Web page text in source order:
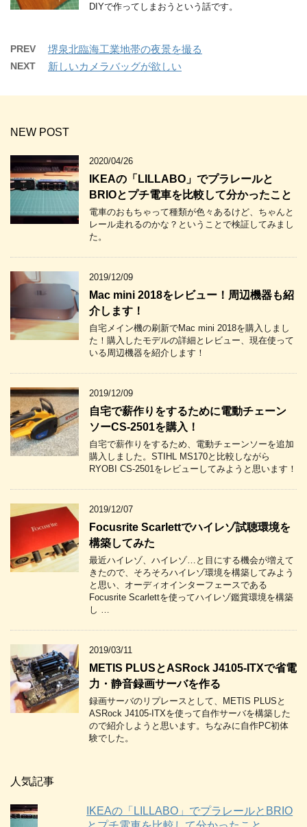
DIYで作ってしまおうという話です。
PREV 堺泉北臨海工業地帯の夜景を撮る
NEXT 新しいカメラバッグが欲しい
NEW POST
2020/04/26
IKEAの「LILLABO」でプラレールと
BRIOとプチ電車を比較して分かったこと
電車のおもちゃって種類が色々あるけど、ちゃんと
レール走れるのかな？ということで検証してみまし
た。
2019/12/09
Mac mini 2018をレビュー！周辺機器も紹
介します！
自宅メイン機の刷新でMac mini 2018を購入しまし
た！購入したモデルの詳細とレビュー、現在使って
いる周辺機器を紹介します！
2019/12/09
自宅で薪作りをするために電動チェーン
ソーCS-2501を購入！
自宅で薪作りをするため、電動チェーンソーを追加
購入しました。STIHL MS170と比較しながら
RYOBI CS-2501をレビューしてみようと思います！
2019/12/07
Focusrite Scarlettでハイレゾ試聴環境を
構築してみた
最近ハイレゾ、ハイレゾ…と目にする機会が増えて
きたので、そろそろハイレゾ環境を構築してみよう
と思い、オーディオインターフェースである
Focusrite Scarlettを使ってハイレゾ鑑賞環境を構築
し …
2019/03/11
METIS PLUSとASRock J4105-ITXで省電
力・静音録画サーバを作る
録画サーバのリプレースとして、METIS PLUSと
ASRock J4105-ITXを使って自作サーバを構築した
ので紹介しようと思います。ちなみに自作PC初体
験でした。
人気記事
IKEAの「LILLABO」でプラレールとBRIO